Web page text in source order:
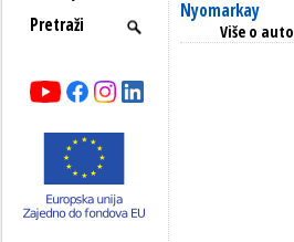
Nyomarkay
Više o